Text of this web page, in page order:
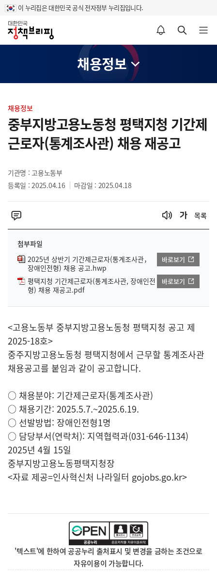
이 누리집은 대한민국 공식 전자정부 누리집입니다.
홈
알림설정 바로가기 검색 바로가기 메뉴 열기
채용정보
텐
츠
영
역
채용정보
중부지방고용노동청 평택지청 기간제
근로자(통계조사관) 채용 재공고
기관명 : 고용노동부
등록일 : 2025.04.16
마감일 : 2025.04.18
목록
첨부파일
2025년 상반기 기간제근로자(통계조사관，
장애인전형) 채용 공고.hwp
바로보기
평택지청 기간제근로자(통계조사관, 장애인전
형) 채용 재공고.pdf
바로보기
<고용노동부 중부지방고용노동청 평택지청 공고 제
2025-18호>
중주지방고용노동청 평택지청에서 근무할 통계조사관
채용공고를 붙임과 같이 공고합니다.
○ 채용분야: 기간제근로자(통계조사관)
○ 채용기간: 2025.5.7.~2025.6.19.
○ 선발방법: 장애인전형1명
○ 담당부서(연락처): 지역협력과(031-646-1134)
2025년 4월 15일
중부지방고용노동평택지청장
<자료 제공=인사혁신처 나라일터 gojobs.go.kr>
'텍스트'에 한하여 공공누리 출처표시 및 변경을 금하는 조건으로
자유이용이 가능합니다.